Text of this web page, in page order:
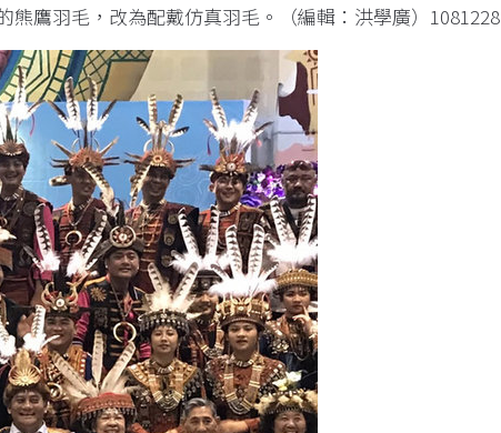
鷹羽毛，改為配戴仿真羽毛。（編輯：洪學廣）1081228